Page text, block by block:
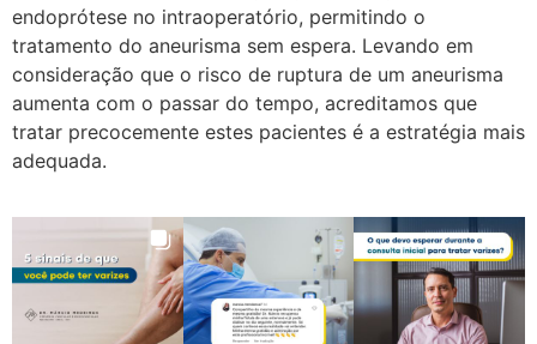
endoprótese no intraoperatório, permitindo o
tratamento do aneurisma sem espera. Levando em
consideração que o risco de ruptura de um aneurisma
aumenta com o passar do tempo, acreditamos que
tratar precocemente estes pacientes é a estratégia mais
adequada.